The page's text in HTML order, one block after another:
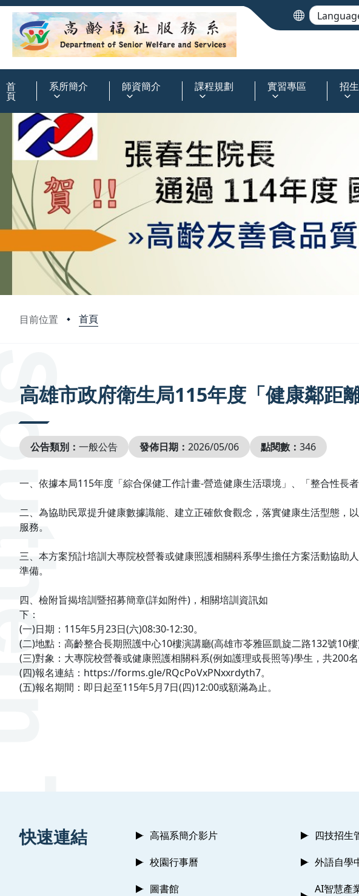
首
頁
系所簡介 師資簡介 課程規劃 實習專區 招
目前位置 首頁
高雄市政府衛生局115年度「健康鄰距
公告類別： 一般公告 發佈日期： 2026/05/06 點閱數： 346
一、依據本局115年度「綜合保健工作計畫-營造健康生活環境」、「整合性長
二、為協助民眾提升健康數據識能、建立正確飲食觀念，落實健康生活型態
服務。
三、本方案預計培訓大專院校營養或健康照護相關科系學生擔任方案活動協
準備。
四、檢附旨揭培訓暨招募簡章(詳如附件)，相關培訓資訊如
下：
(一)日期：115年5月23日(六)08:30-12:30。
(二)地點：高齡整合長期照護中心10樓演講廳(高雄市苓雅區凱旋二路132號10樓)
(三)對象：大專院校營養或健康照護相關科系(例如護理或長照等)學生，共200名
(四)報名連結：https://forms.gle/RQcPoVxPNxxrdyth7。
(五)報名期間：即日起至115年5月7日(四)12:00或額滿為止。
快速連結 高福系簡介影片 四技招生
校園行事曆
外語自學
圖書館
AI智慧產